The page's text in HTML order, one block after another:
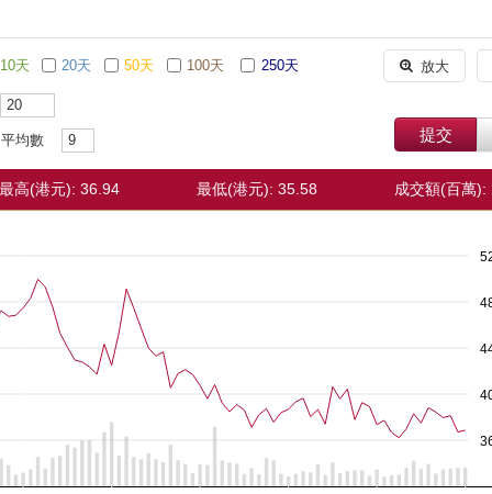
 放大
10天 20天 50天 100天 250天
平均數 提交